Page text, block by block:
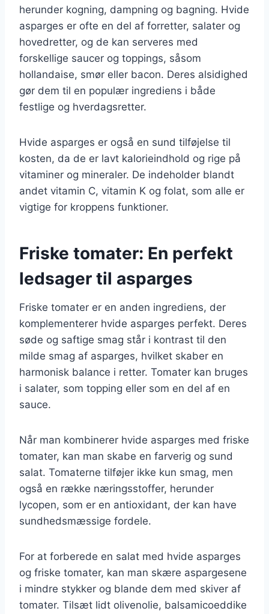
herunder kogning, dampning og bagning. Hvide
asparges er ofte en del af forretter, salater og
hovedretter, og de kan serveres med
forskellige saucer og toppings, såsom
hollandaise, smør eller bacon. Deres alsidighed
gør dem til en populær ingrediens i både
festlige og hverdagsretter.
Hvide asparges er også en sund tilføjelse til
kosten, da de er lavt kalorieindhold og rige på
vitaminer og mineraler. De indeholder blandt
andet vitamin C, vitamin K og folat, som alle er
vigtige for kroppens funktioner.
Friske tomater: En perfekt
ledsager til asparges
Friske tomater er en anden ingrediens, der
komplementerer hvide asparges perfekt. Deres
søde og saftige smag står i kontrast til den
milde smag af asparges, hvilket skaber en
harmonisk balance i retter. Tomater kan bruges
i salater, som topping eller som en del af en
sauce.
Når man kombinerer hvide asparges med friske
tomater, kan man skabe en farverig og sund
salat. Tomaterne tilføjer ikke kun smag, men
også en række næringsstoffer, herunder
lycopen, som er en antioxidant, der kan have
sundhedsmæssige fordele.
For at forberede en salat med hvide asparges
og friske tomater, kan man skære aspargesene
i mindre stykker og blande dem med skiver af
tomater. Tilsæt lidt olivenolie, balsamicoeddike